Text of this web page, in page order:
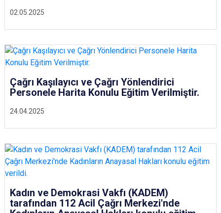
02.05.2025
24.04.2025
Çağrı Kaşılayıcı ve Çağrı Yönlendirici
Personele Harita Konulu Eğitim Verilmiştir.
Kadın ve Demokrasi Vakfı (KADEM)
tarafından 112 Acil Çağrı Merkezi'nde